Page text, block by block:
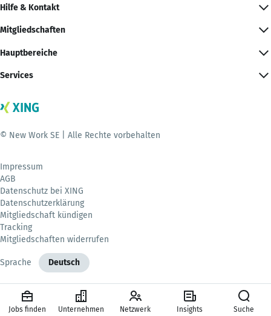
Hilfe & Kontakt
Mitgliedschaften
Hauptbereiche
Services
© New Work SE | Alle Rechte vorbehalten
Impressum
AGB
Datenschutz bei XING
Datenschutzerklärung
Mitgliedschaft kündigen
Tracking
Mitgliedschaften widerrufen
Sprache Deutsch
Jobs finden Unternehmen Netzwerk Insights Suche